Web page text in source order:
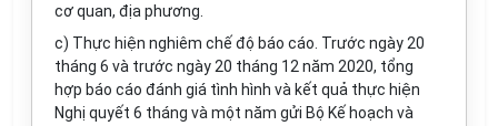
cơ quan, địa phương.
c) Thực hiện nghiêm chế độ báo cáo. Trước ngày 20
tháng 6 và trước ngày 20 tháng 12 năm 2020, tổng
hợp báo cáo đánh giá tình hình và kết quả thực hiện
Nghị quyết 6 tháng và một năm gửi Bộ Kế hoạch và